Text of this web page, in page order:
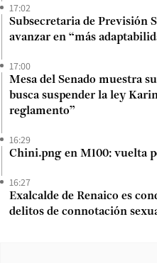
17:02
Subsecretaria de Previsión
avanzar en “más
17:00
Mesa del Senado muestra
busca suspender la ley
reglamento”
16:29
Chini.png en M100: vuelta
16:27
Exalcalde de Renaico es
delitos de connotación